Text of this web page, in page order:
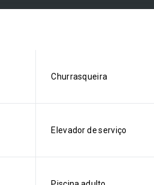
Churrasqueira
Elevador de serviço